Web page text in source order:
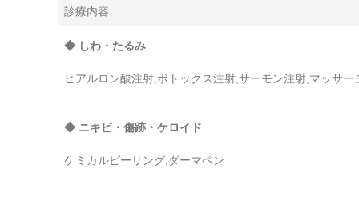
診療内容
◆ しわ・たるみ
ヒアルロン酸注射,ボトックス注射,サーモン注射,マッサー
◆ ニキビ・傷跡・ケロイド
ケミカルピーリング,ダーマペン